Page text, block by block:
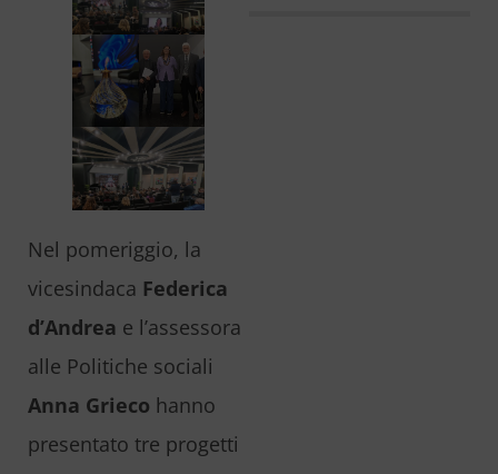
Nel pomeriggio, la
vicesindaca Federica
d’Andrea e l’assessora
alle Politiche sociali
Anna Grieco hanno
presentato tre progetti